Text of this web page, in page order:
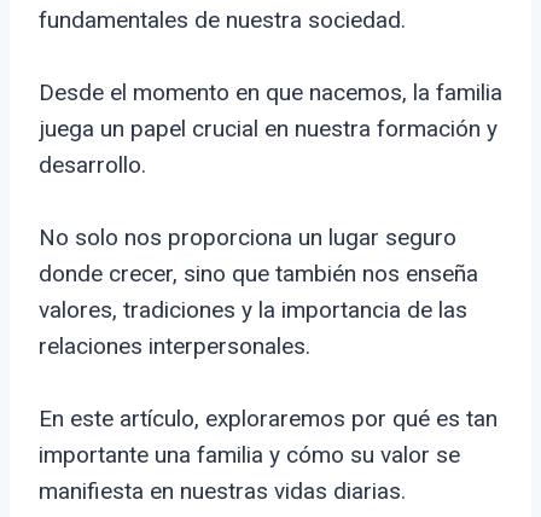
fundamentales de nuestra sociedad.
Desde el momento en que nacemos, la familia
juega un papel crucial en nuestra formación y
desarrollo.
No solo nos proporciona un lugar seguro
donde crecer, sino que también nos enseña
valores, tradiciones y la importancia de las
relaciones interpersonales.
En este artículo, exploraremos por qué es tan
importante una familia y cómo su valor se
manifiesta en nuestras vidas diarias.